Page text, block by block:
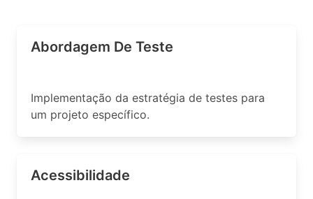
Abordagem De Teste
Implementação da estratégia de testes para
um projeto específico.
Acessibilidade